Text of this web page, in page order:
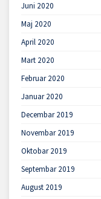
Juni 2020
Maj 2020
April 2020
Mart 2020
Februar 2020
Januar 2020
Decembar 2019
Novembar 2019
Oktobar 2019
Septembar 2019
August 2019